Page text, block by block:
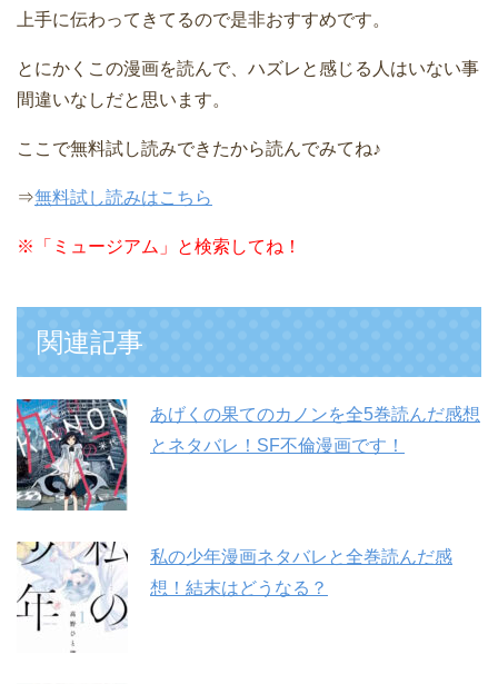
上手に伝わってきてるので是非おすすめです。
とにかくこの漫画を読んで、ハズレと感じる人はいない事
間違いなしだと思います。
ここで無料試し読みできたから読んでみてね♪
⇒無料試し読みはこちら
※ 「ミュージアム」と検索してね！
関連記事
あげくの果てのカノンを全5巻読んだ感想
とネタバレ！SF不倫漫画です！
私の少年漫画ネタバレと全巻読んだ感
想！結末はどうなる？